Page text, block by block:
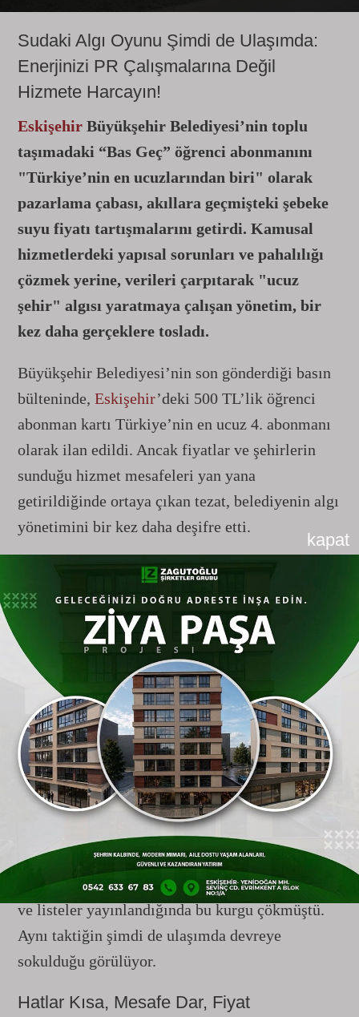
kapat
Sudaki Algı Oyunu Şimdi de Ulaşımda:
Enerjinizi PR Çalışmalarına Değil
Hizmete Harcayın!
Eskişehir Büyükşehir Belediyesi’nin toplu
taşımadaki “Bas Geç” öğrenci abonmanını
"Türkiye’nin en ucuzlarından biri" olarak
pazarlama çabası, akıllara geçmişteki şebeke
suyu fiyatı tartışmalarını getirdi. Kamusal
hizmetlerdeki yapısal sorunları ve pahalılığı
çözmek yerine, verileri çarpıtarak "ucuz
şehir" algısı yaratmaya çalışan yönetim, bir
kez daha gerçeklere tosladı.
Büyükşehir Belediyesi’nin son gönderdiği basın
bülteninde, Eskişehir’deki 500 TL’lik öğrenci
abonman kartı Türkiye’nin en ucuz 4. abonmanı
olarak ilan edildi. Ancak fiyatlar ve şehirlerin
sunduğu hizmet mesafeleri yan yana
getirildiğinde ortaya çıkan tezat, belediyenin algı
yönetimini bir kez daha deşifre etti.
Su Fiyatlarındaki "Kademe Oyunu"
Hafızalarda
Büyükşehir Belediyesi, geçtiğimiz
dönemlerde de benzer bir taktiğe şebeke suyu
fiyatlarında başvurmuştu. Birçok büyükşehirde
vatandaşların ezici çoğunluğunun tükettiği
"birinci kademe" su fiyatlarıEskişehir’den çok
daha ucuz olmasına rağmen, yönetim diğer
şehirlerin en yüksek tüketim grubu olan "ikinci
ve üçüncü kademe" fiyatlarını baz alarak yapay
bir liste oluşturmuştu. O dönemde de
"Eskişehir
’de su ucuz" algısı yapılmaya
çalışılmış, ancak birinci kademe gerçek fiyatlar
ve listeler yayınlandığında bu kurgu çökmüştü.
Aynı taktiğin şimdi de ulaşımda devreye
sokulduğu görülüyor.
Hatlar Kısa, Mesafe Dar, Fiyat